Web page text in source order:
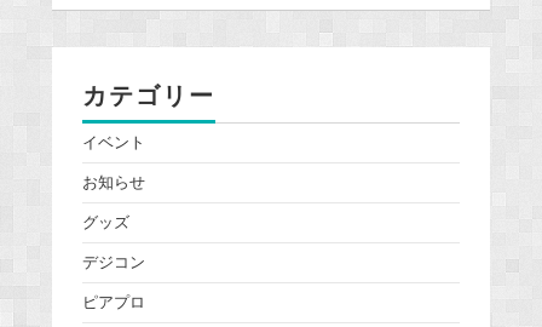
カテゴリー
イベント
お知らせ
グッズ
デジコン
ピアプロ